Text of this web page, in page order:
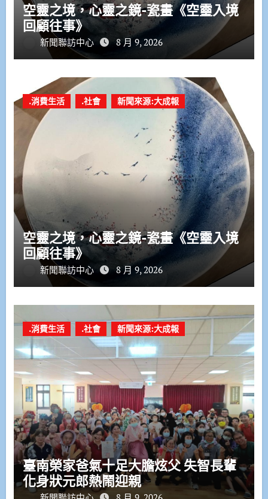
空靈之境，心靈之鏡-瓷畫《空𩆜入境
回顧往事》
新聞聯訪中心 8 月 9, 2026
.消費生活 .社會 新聞來源:大成報
空靈之境，心靈之鏡-瓷畫《空𩆜入境
回顧往事》
新聞聯訪中心 8 月 9, 2026
.消費生活 .社會 新聞來源:大成報
臺南榮家爸氣十足大膽炫父 失智長輩
化身狀元郎熱鬧迎親